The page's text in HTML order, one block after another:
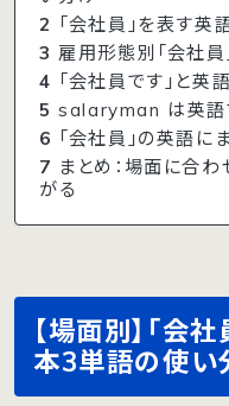
2 「会社員」を表す
3 雇用形態別「会社
4 「会社員です」と
5 salaryman は英語
6 「会社員」の英語に
7 まとめ：場面に合
がる
【場面別】「会
本3単語の使い